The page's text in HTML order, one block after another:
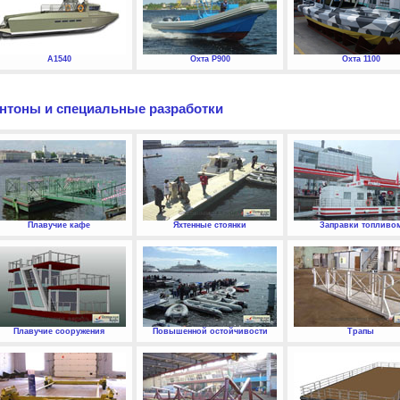
А1540 Охта P900 Охта 1100
и специальные разработки
Плавучие кафе Яхтенные стоянки Заправки
Плавучие сооружения Повышенной остойчивости Трапы